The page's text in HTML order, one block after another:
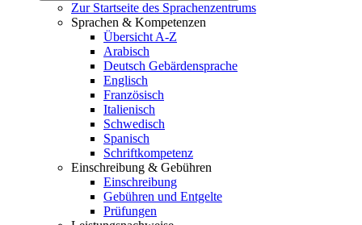
Zur Startseite des Sprachenzentrums
Sprachen & Kompetenzen
Übersicht A-Z
Arabisch
Deutsch Gebärdensprache
Englisch
Französisch
Italienisch
Schwedisch
Spanisch
Schriftkompetenz
Einschreibung & Gebühren
Einschreibung
Gebühren und Entgelte
Prüfungen